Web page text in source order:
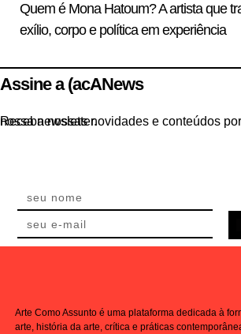
Quem é Mona Hatoum? A artista que
exílio, corpo e política em experiência
Assine a (acANews
Receba nossas novidades e conteúdos por e-mail. Assine nossa newsletter.
Arte Como Assunto é uma plataforma dedicada à
arte, história da arte, crítica e práticas